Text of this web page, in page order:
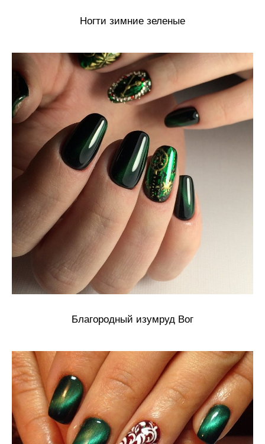
Ногти зимние зеленые
Благородный изумруд Вог